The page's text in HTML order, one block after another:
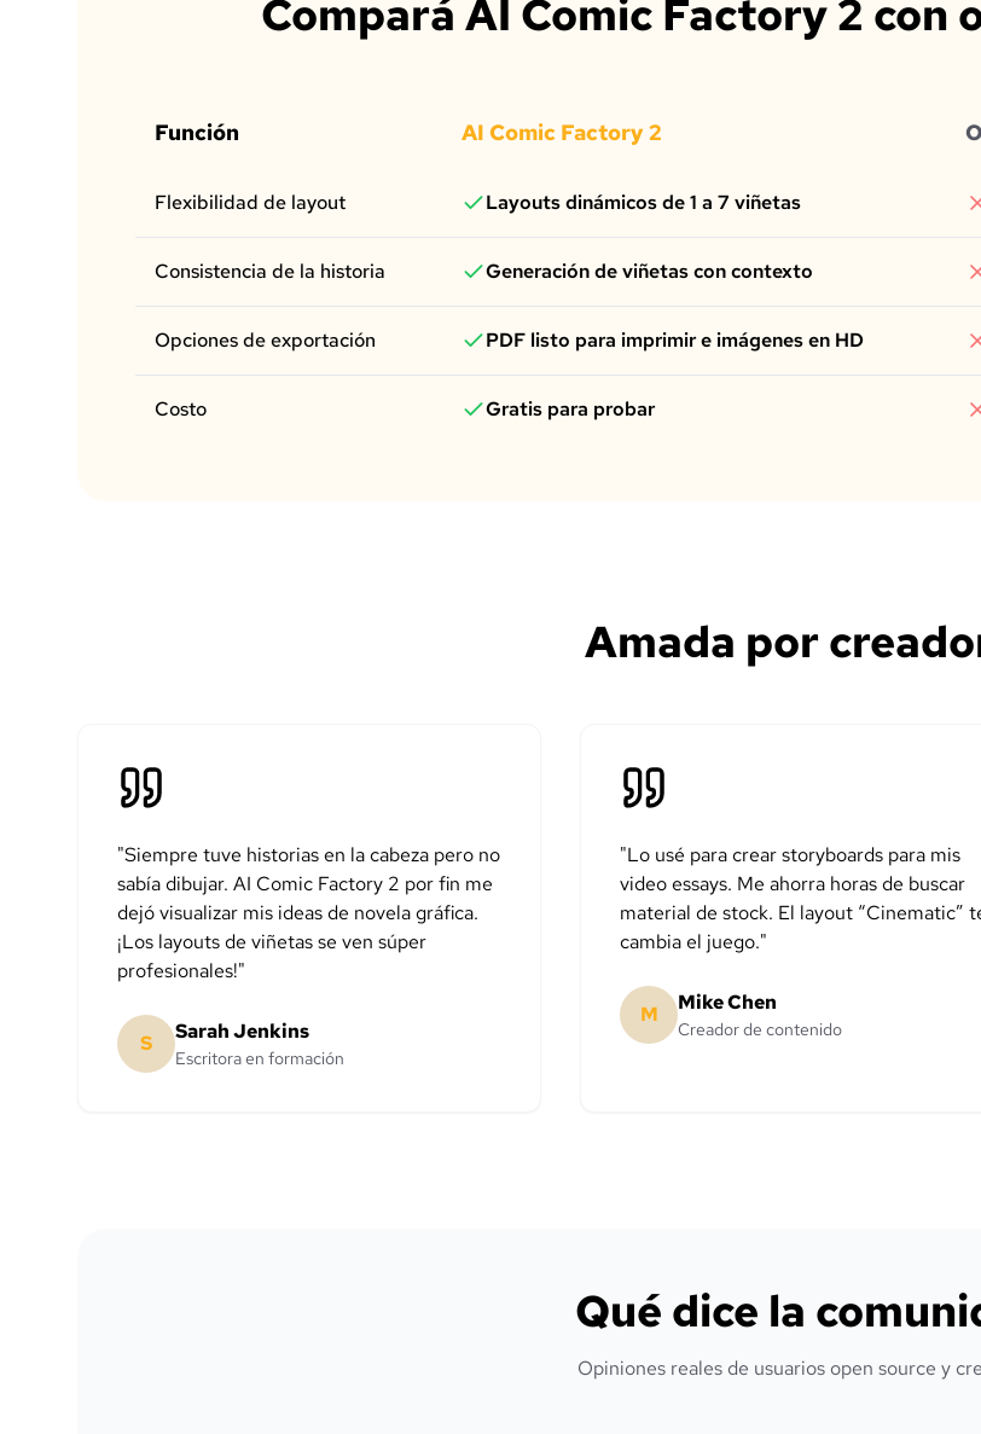
Compará AI Comic Factory 2 con
Función AI Comic Factory 2
Flexibilidad de layout Layouts dinámicos de 1 a 7 viñetas
Consistencia de la historia Generación de viñetas con contexto
Opciones de exportación PDF listo para imprimir e imágenes en HD
Costo Gratis para probar
Amada por
"Siempre tuve historias en la cabeza pero no
sabía dibujar. AI Comic Factory 2 por fin me
dejó visualizar mis ideas de novela gráfica.
¡Los layouts de viñetas se ven súper
profesionales!"
S Sarah Jenkins
Escritora en formación
"Lo usé para crear storyboards para mis
video essays. Me ahorra horas de buscar
material de stock. El layout “Cinematic”
cambia el juego."
M Mike Chen
Creador de contenido
Qué dice la
Opiniones reales de usuarios open source y